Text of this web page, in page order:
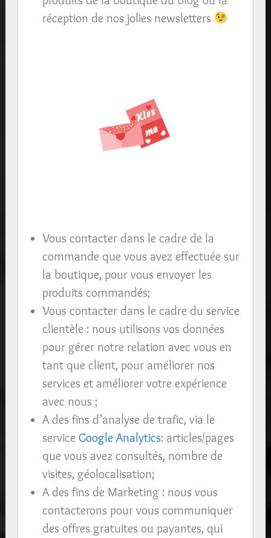
réception de nos jolies newsletters
Vous contacter dans le cadre de la
commande que vous avez effectuée sur
la boutique, pour vous envoyer les
produits commandés;
Vous contacter dans le cadre du service
clientèle : nous utilisons vos données
pour gérer notre relation avec vous en
tant que client, pour améliorer nos
services et améliorer votre expérience
avec nous ;
A des fins d’analyse de trafic, via le
service Google Analytics: articles/pages
que vous avez consultés, nombre de
visites, géolocalisation;
A des fins de Marketing : nous vous
contacterons pour vous communiquer
des offres gratuites ou payantes, qui